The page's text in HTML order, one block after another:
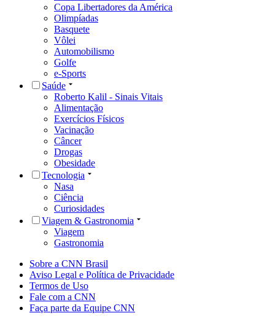
Copa Libertadores da América
Olimpíadas
Basquete
Vôlei
Automobilismo
Golfe
e-Sports
Saúde
Roberto Kalil - Sinais Vitais
Alimentação
Exercícios Físicos
Vacinação
Câncer
Drogas
Obesidade
Tecnologia
Nasa
Ciência
Curiosidades
Viagem & Gastronomia
Viagem
Gastronomia
Sobre a CNN Brasil
Aviso Legal e Política de Privacidade
Termos de Uso
Fale com a CNN
Faça parte da Equipe CNN